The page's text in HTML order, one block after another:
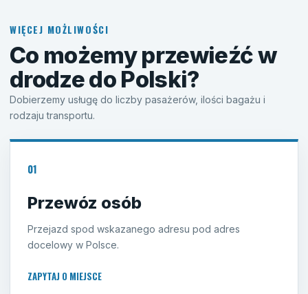
WIĘCEJ MOŻLIWOŚCI
Co możemy przewieźć w
drodze do Polski?
Dobierzemy usługę do liczby pasażerów, ilości bagażu i
rodzaju transportu.
01
Przewóz osób
Przejazd spod wskazanego adresu pod adres
docelowy w Polsce.
ZAPYTAJ O MIEJSCE